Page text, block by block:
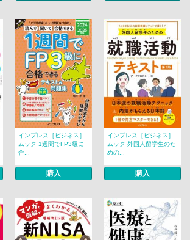
インプレス［ビジネス］
ムック 1週間でFP3級に
合...
購入
インプレス［ビジネス］
ムック 外国人留学生のた
めの...
購入